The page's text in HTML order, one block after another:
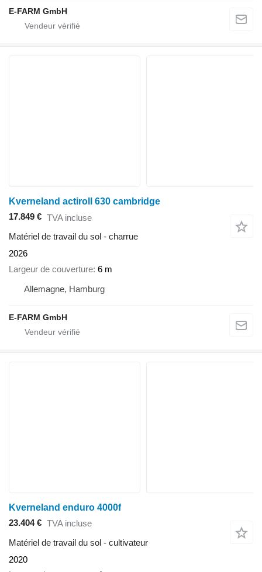
E-FARM GmbH
Kverneland actiroll 630 cambridge
17.849 € TVA incluse
Matériel de travail du sol - charrue
2026
Largeur de couverture 6 m
Allemagne, Hamburg
E-FARM GmbH
Kverneland enduro 4000f
23.404 € TVA incluse
Matériel de travail du sol - cultivateur
2020